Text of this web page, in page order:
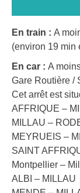
En train : A
(environ 19 min
En car : A
Gare Routière /
Cet arrêt est
AFFRIQUE –
MILLAU –
MEYRUEIS –
SAINT
Montpellier –
ALBI – MILLAU